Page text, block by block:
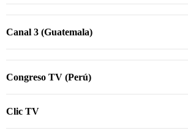
Canal 3 (Guatemala)
Congreso TV (Perú)
Clic TV